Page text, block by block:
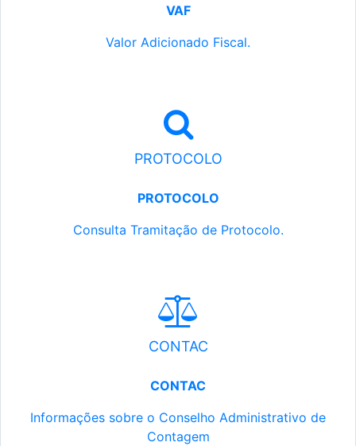
VAF
Valor Adicionado Fiscal.
PROTOCOLO
PROTOCOLO
Consulta Tramitação de Protocolo.
CONTAC
CONTAC
Informações sobre o Conselho Administrativo de
Contagem